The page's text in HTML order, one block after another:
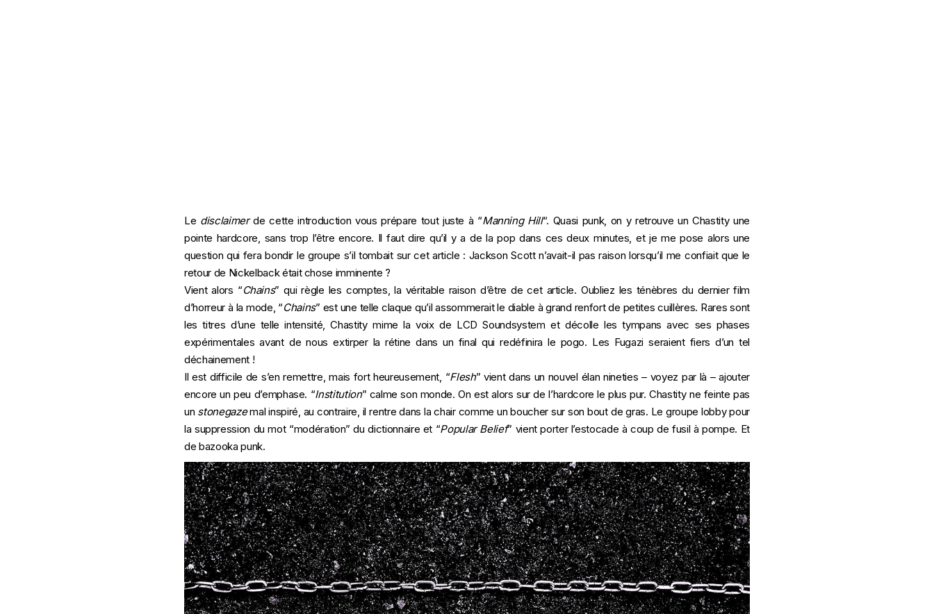
Le disclaimerde cette introduction vous prépare tout juste à “Manning Hill“. Quasi punk, on y retrouve un Chastity une
pointe hardcore, sans trop l’être encore. Il faut dire qu’il y a de la pop dans ces deux minutes, et je me pose alors une
question qui fera bondir le groupe s’il tombait sur cet article : Jackson Scottn’avait-il pas raison lorsqu’il me confiait que le
retour de Nickelback était chose imminente ?
Vient alors “Chains” qui règle les comptes, la véritable raison d’être de cet article. Oubliez les ténèbres du dernier film
d’horreur à la mode, “Chains” est une telle claque qu’il assommerait le diable à grand renfort de petites cuillères. Rares sont
les titres d’une telle intensité, Chastity mime la voix de LCD Soundsystem et décolle les tympans avec ses phases
expérimentales avant de nous extirper la rétine dans un final qui redéfinira le pogo. Les Fugazi seraient fiers d’un tel
déchainement !
Il est difficile de s’en remettre, mais fort heureusement, “Flesh” vient dans un nouvel élan nineties – voyez par là – ajouter
encore un peu d’emphase. “Institution” calme son monde. On est alors sur de l’hardcore le plus pur. Chastity ne feinte pas
un stonegazemal inspiré, au contraire, il rentre dans la chair comme un boucher sur son bout de gras. Le groupe lobby pour
la suppression du mot “modération” du dictionnaire et “Popular Belief” vient porter l’estocade à coup defusil à pompe. Et
de bazooka punk.